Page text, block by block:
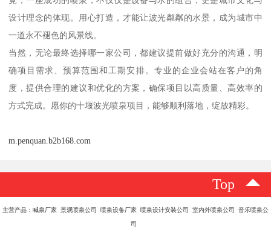
设计理念的体现。用心打造，才能让波光粼粼的水景，成为城市中
一道永不褪色的风景线。
当然，无论最终选择哪一家公司，都建议提前做好充分的沟通，明
确项目需求、预算范围和工期安排。专业的企业会站在客户的角
度，提供合理的建议和优化的方案，确保项目以高质量、高效率的
方式完成。愿你的十堰波光喷泉项目，能够顺利落地，绽放精彩。
m.penquan.b2b168.com
Top
主营产品：喊泉厂家 景观喷泉公司 喷泉设备厂家 喷泉设计安装公司 室内外喷泉公司 音乐喷泉公
司